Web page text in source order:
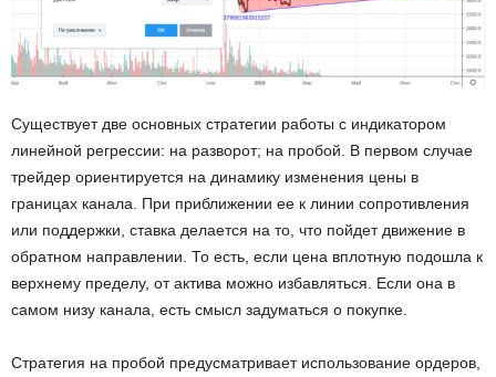
Существует две основных стратегии работы с индикатором
линейной регрессии: на разворот; на пробой. В первом случае
трейдер ориентируется на динамику изменения цены в
границах канала. При приближении ее к линии сопротивления
или поддержки, ставка делается на то, что пойдет движение в
обратном направлении. То есть, если цена вплотную подошла к
верхнему пределу, от актива можно избавляться. Если она в
самом низу канала, есть смысл задуматься о покупке.
Стратегия на пробой предусматривает использование ордеров,